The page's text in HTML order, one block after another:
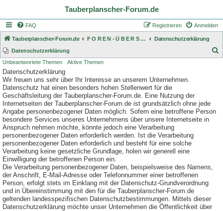
Tauberplanscher-Forum.de
FAQ Anmelden
Registrieren
Tauberplanscher-Forum.de F O R E N - Ü B E R S I C H T
Datenschutzerklärung
Datenschutzerklärung
Unbeantwortete Themen Aktive Themen
Datenschutzerklärung
Wir freuen uns sehr über Ihr Interesse an unserem Unternehmen.
Datenschutz hat einen besonders hohen Stellenwert für die
Geschäftsleitung der Tauberplanscher-Forum.de. Eine Nutzung der
Internetseiten der Tauberplanscher-Forum.de ist grundsätzlich ohne jede
Angabe personenbezogener Daten möglich. Sofern eine betroffene Person
besondere Services unseres Unternehmens über unsere Internetseite in
Anspruch nehmen möchte, könnte jedoch eine Verarbeitung
personenbezogener Daten erforderlich werden. Ist die Verarbeitung
personenbezogener Daten erforderlich und besteht für eine solche
Verarbeitung keine gesetzliche Grundlage, holen wir generell eine
Einwilligung der betroffenen Person ein.
Die Verarbeitung personenbezogener Daten, beispielsweise des Namens,
der Anschrift, E-Mail-Adresse oder Telefonnummer einer betroffenen
Person, erfolgt stets im Einklang mit der Datenschutz-Grundverordnung
und in Übereinstimmung mit den für die Tauberplanscher-Forum.de
geltenden landesspezifischen Datenschutzbestimmungen. Mittels dieser
Datenschutzerklärung möchte unser Unternehmen die Öffentlichkeit über